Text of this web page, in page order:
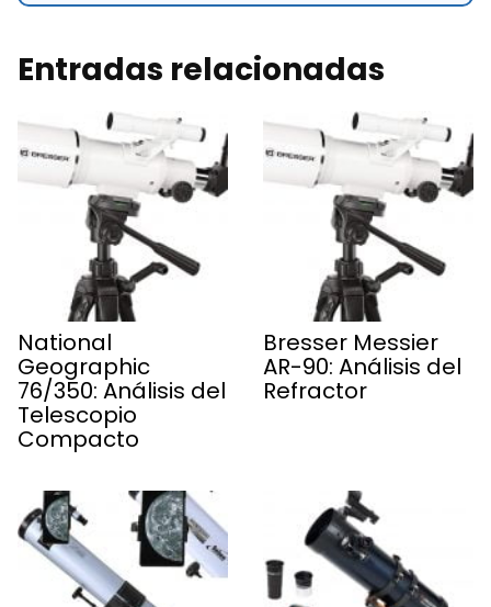
Entradas relacionadas
National
Geographic
76/350: Análisis del
Telescopio
Compacto
Bresser Messier
AR-90: Análisis del
Refractor